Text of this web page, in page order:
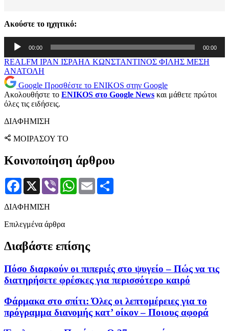
Ακούστε το ηχητικό:
Πρόγραμμα
Αναπαραγωγής
Ήχου
00:00 00:00
REALFM ΙΡΑΝ ΙΣΡΑΗΛ ΚΩΝΣΤΑΝΤΙΝΟΣ ΦΙΛΗΣ ΜΕΣΗ
ΑΝΑΤΟΛΗ
Google Προσθέστε το ENIKOS στην Google
Ακολουθήστε το ENIKOS στο Google News και μάθετε πρώτοι
όλες τις ειδήσεις.
ΔΙΑΦΗΜΙΣΗ
ΜΟΙΡΑΣΟΥ ΤΟ
Κοινοποίηση άρθρου
Facebook
X Viber WhatsApp
Email
ΔΙΑΦΗΜΙΣΗ
Επιλεγμένα άρθρα
Διαβάστε επίσης
Πόσο διαρκούν οι πιπεριές στο ψυγείο – Πώς να τις
διατηρήσετε φρέσκες για περισσότερο καιρό
Φάρμακα στο σπίτι: Όλες οι λεπτομέρειες για το
πρόγραμμα διανομής κατ’ οίκον – Ποιους αφορά